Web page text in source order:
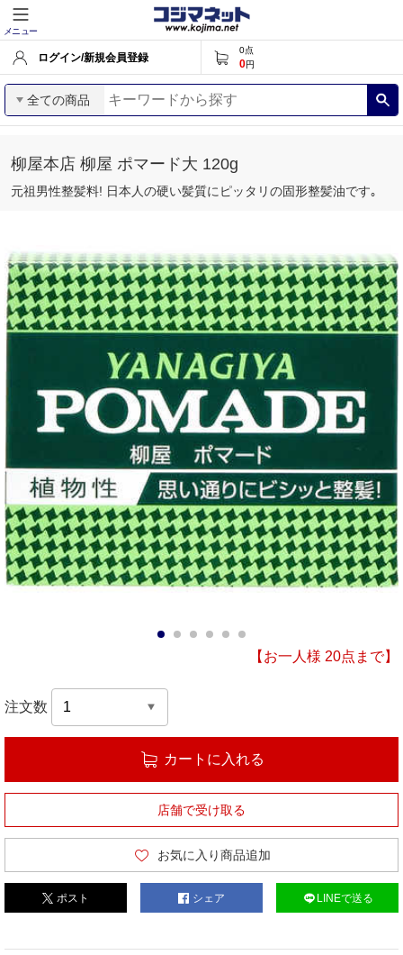
メニュー
ログイン/新規会員登録
0点
0円
全ての商品
柳屋本店 柳屋 ポマード大 120g
元祖男性整髪料! 日本人の硬い髪質にピッタリの固形整髪油です｡
【お一人様 20点まで】
注文数
カートに入れる
店舗で受け取る
お気に入り商品追加
ポスト シェア LINEで送る